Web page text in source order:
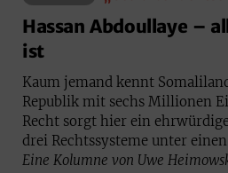
Hassan Abdoullaye –
ist
Kaum jemand kennt
Republik mit sechs Millionen
Recht sorgt hier ein
drei Rechtssysteme unter
Eine Kolumne von Uwe